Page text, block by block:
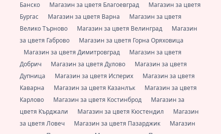
Банско
Магазин за цветя Благоевград
Магазин за цветя
Бургас
Магазин за цветя Варна
Магазин за цветя
Велико Търново
Магазин за цветя Велинград
Магазин
за цветя Габрово
Магазин за цветя Горна Оряховица
Магазин за цветя Димитровград
Магазин за цветя
Добрич
Магазин за цветя Дулово
Магазин за цветя
Дупница
Магазин за цветя Исперих
Магазин за цветя
Каварна
Магазин за цветя Казанлък
Магазин за цветя
Карлово
Магазин за цветя Костинброд
Магазин за
цветя Кърджали
Магазин за цветя Кюстендил
Магазин
за цветя Ловеч
Магазин за цветя Пазарджик
Магазин